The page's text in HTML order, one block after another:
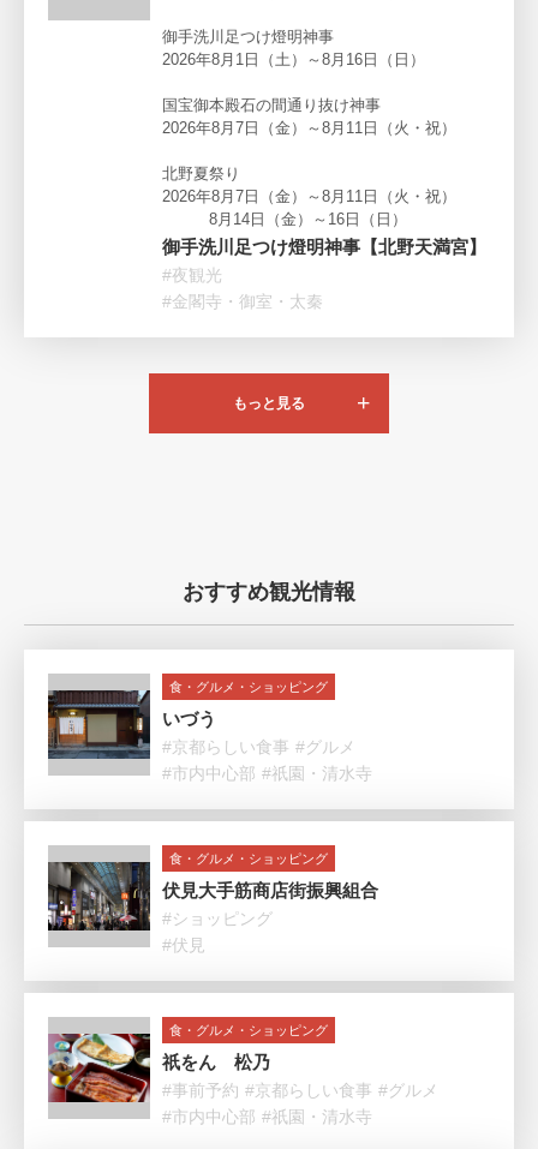
御手洗川足つけ燈明神事
2026年8月1日（土）～8月16日（日）
国宝御本殿石の間通り抜け神事
2026年8月7日（金）～8月11日（火・祝）
北野夏祭り
2026年8月7日（金）～8月11日（火・祝）
8月14日（金）～16日（日）
御手洗川足つけ燈明神事【北野天満宮】
#夜観光
#金閣寺・御室・太秦
もっと見る
おすすめ観光情報
食・グルメ・ショッピング
いづう
#京都らしい食事 #グルメ
#市内中心部 #祇園・清水寺
食・グルメ・ショッピング
伏見大手筋商店街振興組合
#ショッピング
#伏見
食・グルメ・ショッピング
祇をん 松乃
#事前予約 #京都らしい食事 #グルメ
#市内中心部 #祇園・清水寺